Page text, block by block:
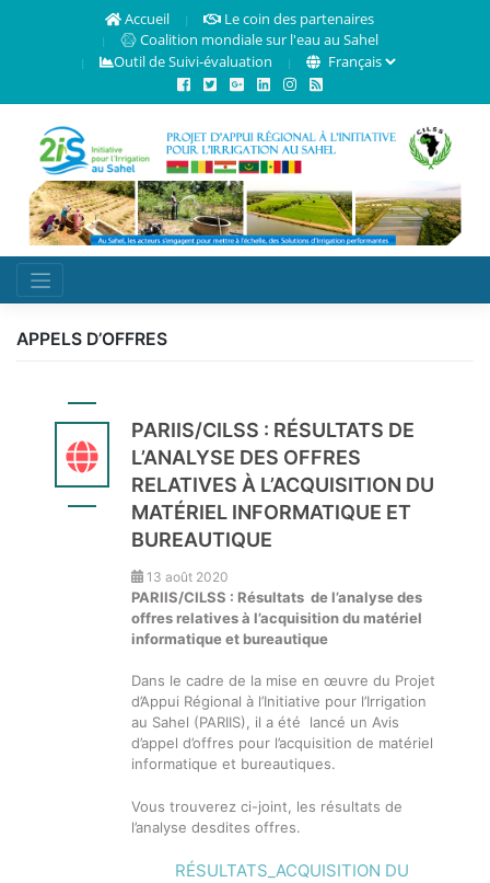
Accueil
Le coin des partenaires
Coalition mondiale sur l'eau au Sahel
Outil de Suivi-évaluation
APPELS D’OFFRES
PARIIS/CILSS : RÉSULTATS DE
L’ANALYSE DES OFFRES
RELATIVES À L’ACQUISITION DU
MATÉRIEL INFORMATIQUE ET
BUREAUTIQUE
13 août 2020
PARIIS/CILSS : Résultats de l’analyse des
offres relatives à l’acquisition du matériel
informatique et bureautique
Dans le cadre de la mise en œuvre du Projet
d’Appui Régional à l’Initiative pour l’Irrigation
au Sahel (PARIIS), il a été lancé un Avis
d’appel d’offres pour l’acquisition de matériel
informatique et bureautiques.
Vous trouverez ci-joint, les résultats de
l’analyse desdites offres.
RÉSULTATS_ACQUISITION DU